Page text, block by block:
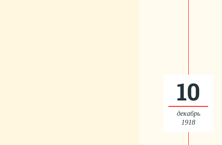
10
декабрь
1918